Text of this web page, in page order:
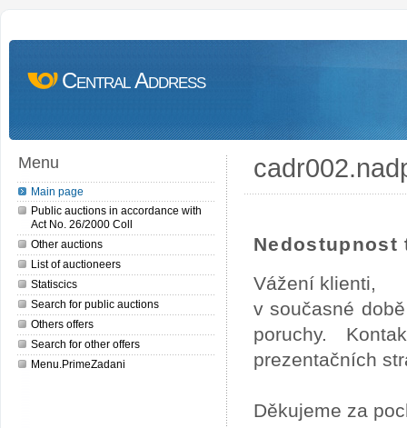
Central Address
Menu
Main page
Public auctions in accordance with
Act No. 26/2000 Coll
Other auctions
List of auctioneers
Statiscics
Search for public auctions
Others offers
Search for other offers
Menu.PrimeZadani
Nedostupnost
Vážení klienti,
v současné
poruchy.
prezentačních
Děkujeme za